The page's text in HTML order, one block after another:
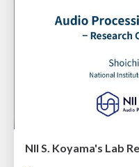
NII S. Koyama's Lab